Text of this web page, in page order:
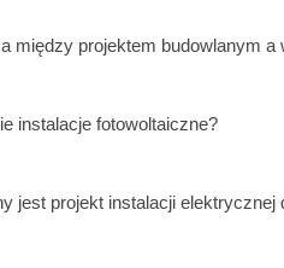
między projektem budowlanym
instalacje fotowoltaiczne?
jest projekt instalacji elektrycznej